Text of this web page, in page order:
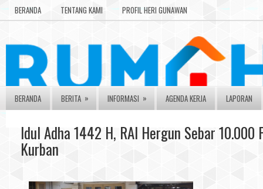
BERANDA TENTANG KAMI PROFIL HERI GUNAWAN
BERANDA BERITA » INFORMASI » AGENDA KERJA LAPORAN
Idul Adha 1442 H, RAI Hergun Sebar 10.000
Kurban